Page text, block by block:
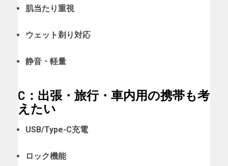
肌当たり重視
ウェット剃り対応
静音・軽量
C：出張・旅行・車内用の携帯も考
えたい
USB/Type-C充電
ロック機能